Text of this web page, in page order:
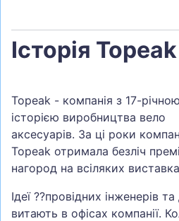
Історія Topeak
Topeak - компанія з 17-річною
історією виробництва вело
аксесуарів. За ці роки
Topeak отримала безліч
нагород на всіляких
Ідеї ??провідних інженерів
витають в офісах компанії.